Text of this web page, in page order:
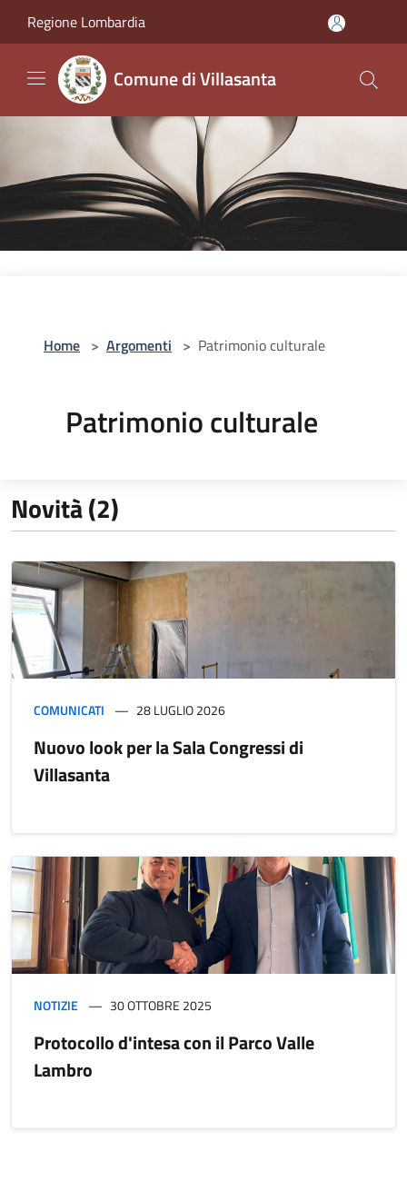
Regione Lombardia
Comune di Villasanta
Home > Argomenti > Patrimonio culturale
Patrimonio culturale
Novità (2)
COMUNICATI 28 LUGLIO 2026
Nuovo look per la Sala Congressi di
Villasanta
NOTIZIE 30 OTTOBRE 2025
Protocollo d'intesa con il Parco Valle
Lambro